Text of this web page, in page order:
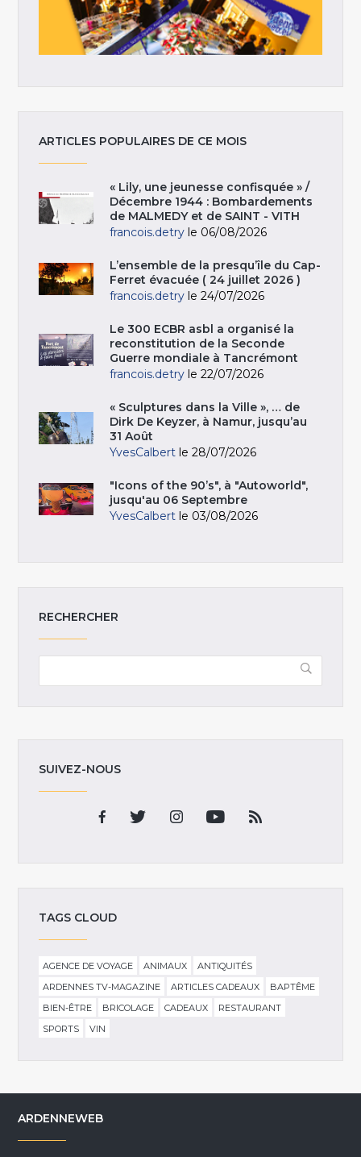
ARTICLES POPULAIRES DE CE MOIS
« Lily, une jeunesse confisquée » /
Décembre 1944 : Bombardements
de MALMEDY et de SAINT - VITH
francois.detry le 06/08/2026
L’ensemble de la presqu’île du Cap-
Ferret évacuée ( 24 juillet 2026 )
francois.detry le 24/07/2026
Le 300 ECBR asbl a organisé la
reconstitution de la Seconde
Guerre mondiale à Tancrémont
francois.detry le 22/07/2026
« Sculptures dans la Ville », … de
Dirk De Keyzer, à Namur, jusqu’au
31 Août
YvesCalbert le 28/07/2026
"Icons of the 90’s", à "Autoworld",
jusqu'au 06 Septembre
YvesCalbert le 03/08/2026
RECHERCHER
SUIVEZ-NOUS
TAGS CLOUD
AGENCE DE VOYAGE ANIMAUX
ANTIQUITÉS
ARDENNES TV-MAGAZINE
ARTICLES CADEAUX
BAPTÊME
BIEN-ÊTRE
BRICOLAGE CADEAUX
RESTAURANT
SPORTS
VIN
ARDENNEWEB